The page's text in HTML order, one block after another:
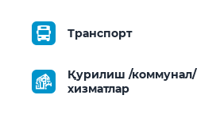
Транспорт
Қурилиш /коммунал/
хизматлар